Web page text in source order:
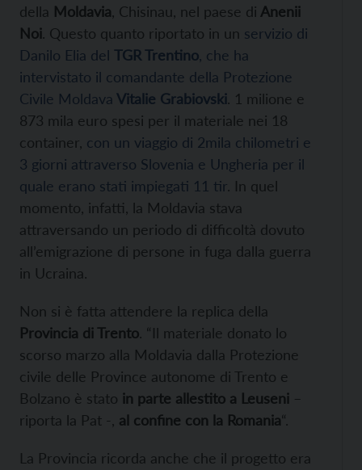
della Moldavia , Chisinau, nel paese di Anenii
Noi. Questo quanto riportato in un servizio di
Danilo Elia del TGR Trentino, che ha
intervistato il comandante della Protezione
Civile Moldava Vitalie Grabiovski. 1 milione e
873 mila euro spesi per il materiale nei 18
container, con un viaggio di 2mila chilometri e
3 giorni attraverso Slovenia e Ungheria per il
quale erano stati impiegati 11 tir. In quel
momento, infatti, la Moldavia stava
attraversando un periodo di difficoltà dovuto
all’emigrazione di persone in fuga dalla guerra
in Ucraina.
Non si è fatta attendere la replica della
Provincia di Trento. “Il materiale donato lo
scorso marzo alla Moldavia dalla Protezione
civile delle Province autonome di Trento e
Bolzano è stato in parte allestito a Leuseni –
riporta la Pat -, al confine con la Romania“.
La Provincia ricorda anche che il progetto era